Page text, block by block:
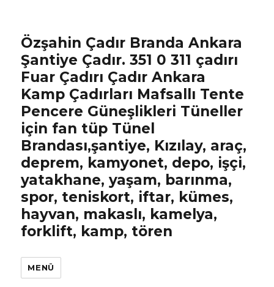
Özşahin Çadır Branda Ankara
Şantiye Çadır. 351 0 311 çadırı
Fuar Çadırı Çadır Ankara
Kamp Çadırları Mafsallı Tente
Pencere Güneşlikleri Tüneller
için fan tüp Tünel
Brandası,şantiye, Kızılay, araç,
deprem, kamyonet, depo, işçi,
yatakhane, yaşam, barınma,
spor, teniskort, iftar, kümes,
hayvan, makaslı, kamelya,
forklift, kamp, tören
MENÜ